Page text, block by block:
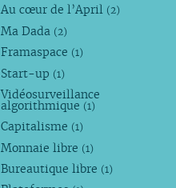
Au cœur de l’April (2)
Ma Dada (2)
Framaspace (1)
Start-up (1)
Vidéosurveillance
algorithmique (1)
Capitalisme (1)
Monnaie libre (1)
Bureautique libre (1)